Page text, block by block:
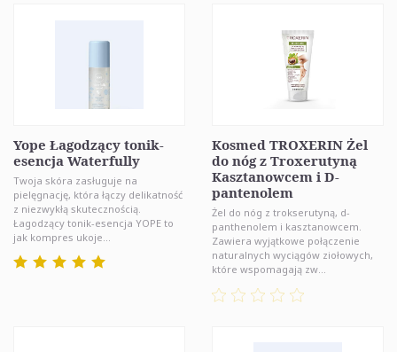
Yope Łagodzący tonik-
esencja Waterfully
Twoja skóra zasługuje na
pielęgnację, która łączy delikatność
z niezwykłą skutecznością.
Łagodzący tonik-esencja YOPE to
jak kompres ukoje...
Kosmed TROXERIN Żel
do nóg z Troxerutyną
Kasztanowcem i D-
pantenolem
Żel do nóg z trokserutyną, d-
panthenolem i kasztanowcem.
Zawiera wyjątkowe połączenie
naturalnych wyciągów ziołowych,
które wspomagają zw...